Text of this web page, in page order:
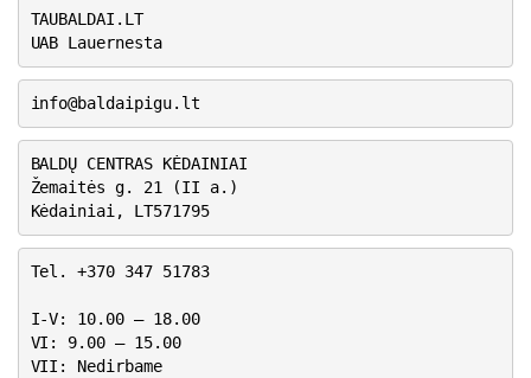
TAUBALDAI.LT
UAB Lauernesta
info@baldaipigu.lt
BALDŲ CENTRAS KĖDAINIAI
Žemaitės g. 21 (II a.)
Kėdainiai, LT571795
Tel. +370 347 51783
I-V: 10.00 – 18.00
VI: 9.00 – 15.00
VII: Nedirbame